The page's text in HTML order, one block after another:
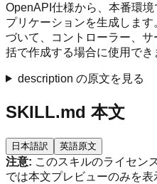
OpenAPI仕様から、本番環
プリケーションを生成しま
づいて、コントローラー、
括で作成する場合に使用でき
description の原文を見る
SKILL.md 本文
日本語訳 英語原文
注意: このスキルのライセン
では本文プレビューのみを